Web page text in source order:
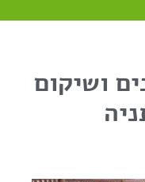
ושיקום